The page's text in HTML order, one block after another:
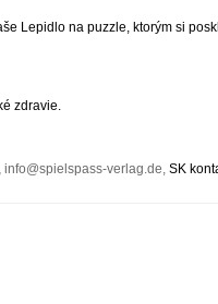
Lepidlo na puzzle, ktorým si
zdravie.
info@spielspass-verlag.de, SK